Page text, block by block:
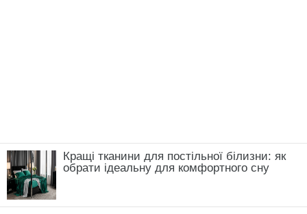
Кращі тканини для постільної білизни: як
обрати ідеальну для комфортного сну